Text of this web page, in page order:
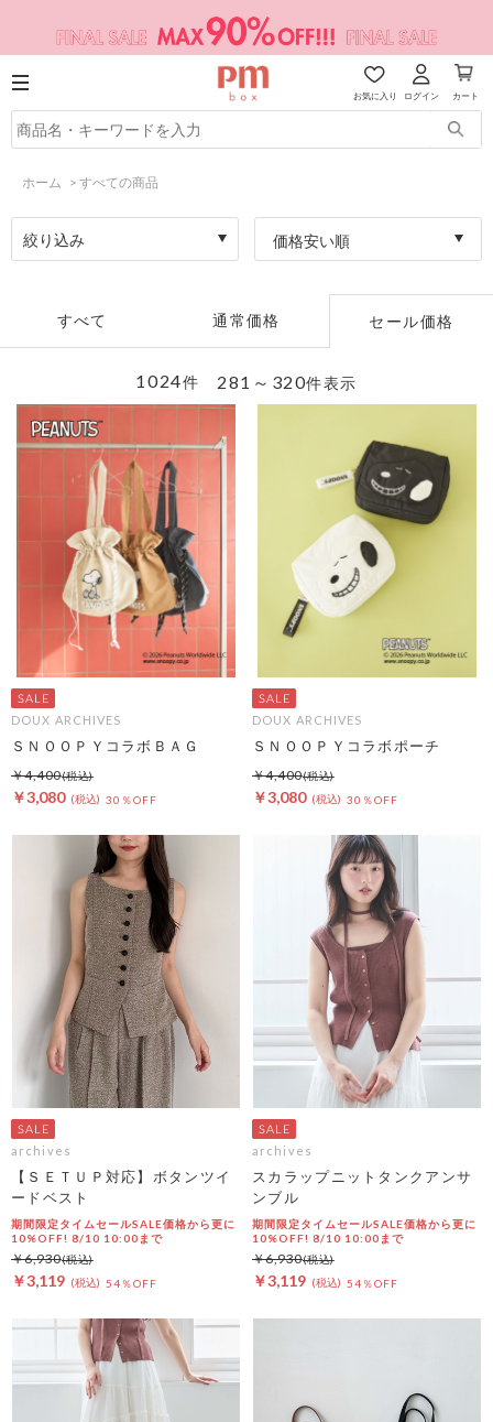
お気に入り ログイン カート
ホーム > すべての商品
絞り込み 価格安い順
すべて 通常価格 セール価格
281～320件表示
1024件
DOUX ARCHIVES
ＳＮＯＯＰＹコラボＢＡＧ
￥3,080 30％OFF
￥4,400
DOUX ARCHIVES
ＳＮＯＯＰＹコラボポーチ
￥3,080 30％OFF
￥4,400
archives
【ＳＥＴＵＰ対応】ボタンツイ
ードベスト
期間限定タイムセールSALE価格から更に
10%OFF! 8/10 10:00まで
￥3,119 54％OFF
￥6,930
archives
スカラップニットタンクアンサ
ンブル
期間限定タイムセールSALE価格から更に
10%OFF! 8/10 10:00まで
￥3,119 54％OFF
￥6,930